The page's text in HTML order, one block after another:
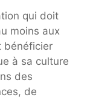
qui doit
moins aux
bénéficier
à sa culture
des
de